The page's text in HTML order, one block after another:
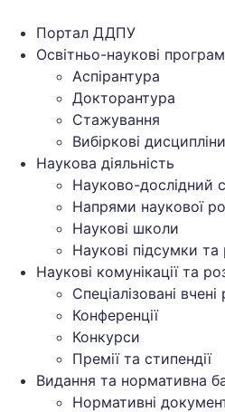
вмісту
Портал ДДПУ
Освітньо-наукові
Аспірантура
Докторантура
Стажування
Вибіркові дисципліни
Наукова діяльність
Науково-дослідний
Напрями наукової
Наукові школи
Наукові підсумки та
Наукові комунікації та
Спеціалізовані
Конференції
Конкурси
Премії та стипендії
Видання та нормативна
Нормативні